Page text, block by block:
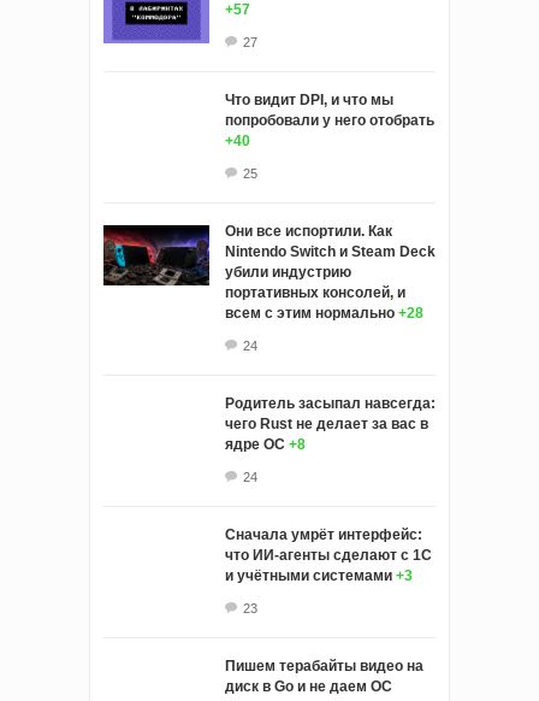
+57
27
Что видит DPI, и что мы
попробовали у него отобрать
+40
25
Они все испортили. Как
Nintendo Switch и Steam Deck
убили индустрию
портативных консолей, и
всем с этим нормально +28
24
Родитель засыпал навсегда:
чего Rust не делает за вас в
ядре ОС +8
24
Сначала умрёт интерфейс:
что ИИ-агенты сделают с 1С
и учётными системами +3
23
Пишем терабайты видео на
диск в Go и не даем ОС